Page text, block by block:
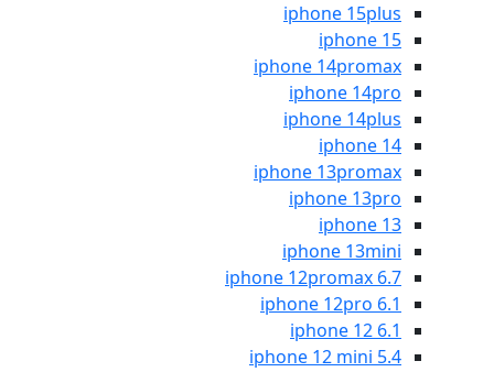
iphone 15plus
iphone 15
iphone 14promax
iphone 14pro
iphone 14plus
iphone 14
iphone 13promax
iphone 13pro
iphone 13
iphone 13mini
iphone 12promax 6.7
iphone 12pro 6.1
iphone 12 6.1
iphone 12 mini 5.4